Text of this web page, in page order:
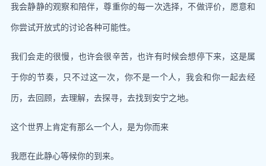
我会静静的观察和陪伴，尊重你的每一次选择，不做评价，愿意和
你尝试开放式的讨论各种可能性。
我们会走的很慢，也许会很辛苦，也许有时候会想停下来，这是属
于你的节奏，只不过这一次，你不是一个人，我会和你一起去经
历，去回顾，去理解，去探寻，去找到安宁之地。
这个世界上肯定有那么一个人，是为你而来
我愿在此静心等候你的到来。